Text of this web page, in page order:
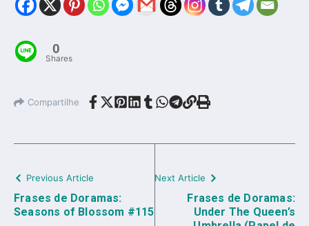
0
Shares
Compartilhe
Previous Article
Frases de Doramas:
Seasons of Blossom #115
Next Article
Frases de Doramas:
Under The Queen’s